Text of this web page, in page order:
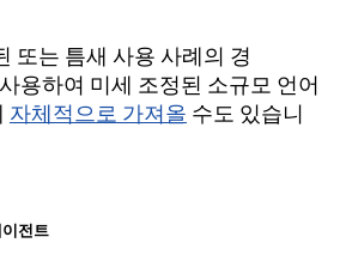
또는 틈새 사용 사례의 경
용하여 미세 조정된 소규모 언어
자체적으로 가져올 수도 있습니
전트